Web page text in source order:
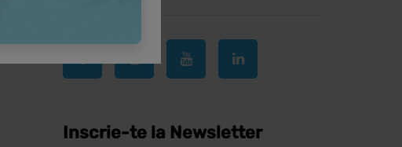
Inscrie-te la Newsletter